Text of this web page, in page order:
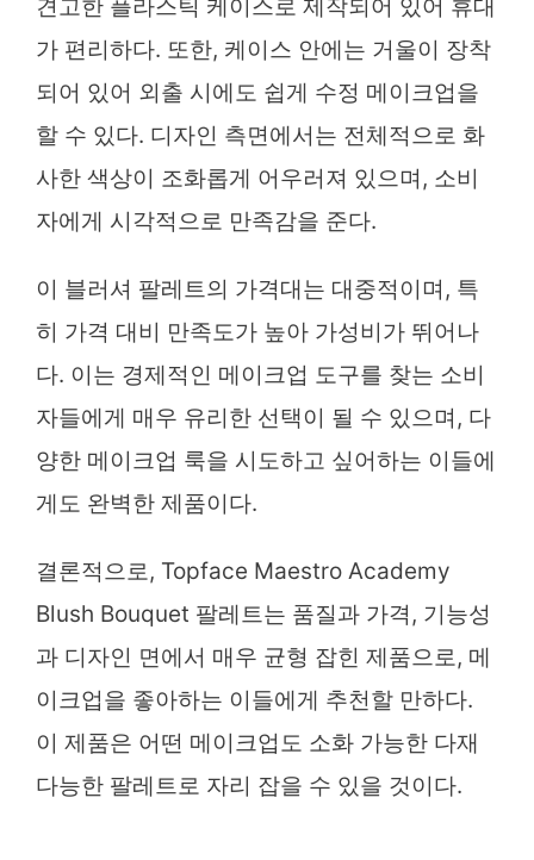
견고한 플라스틱 케이스로 제작되어 있어 휴대
가 편리하다. 또한, 케이스 안에는 거울이 장착
되어 있어 외출 시에도 쉽게 수정 메이크업을
할 수 있다. 디자인 측면에서는 전체적으로 화
사한 색상이 조화롭게 어우러져 있으며, 소비
자에게 시각적으로 만족감을 준다.
이 블러셔 팔레트의 가격대는 대중적이며, 특
히 가격 대비 만족도가 높아 가성비가 뛰어나
다. 이는 경제적인 메이크업 도구를 찾는 소비
자들에게 매우 유리한 선택이 될 수 있으며, 다
양한 메이크업 룩을 시도하고 싶어하는 이들에
게도 완벽한 제품이다.
결론적으로, Topface Maestro Academy
Blush Bouquet 팔레트는 품질과 가격, 기능성
과 디자인 면에서 매우 균형 잡힌 제품으로, 메
이크업을 좋아하는 이들에게 추천할 만하다.
이 제품은 어떤 메이크업도 소화 가능한 다재
다능한 팔레트로 자리 잡을 수 있을 것이다.